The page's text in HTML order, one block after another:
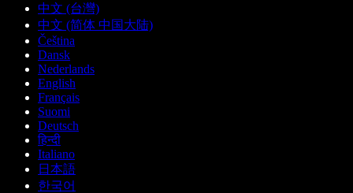
中文 (台灣)
中文 (简体 中国大陆)
Čeština
Dansk
Nederlands
English
Français
Suomi
Deutsch
हिन्दी
Italiano
日本語
한국어